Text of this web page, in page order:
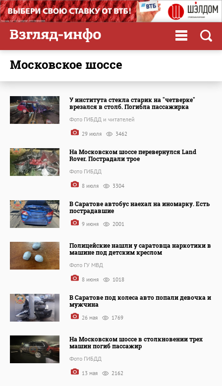
Московское шоссе
У института стекла старик на "четверке"
врезался в столб. Погибла пассажирка
Фото ГИБДД и читателей
29 июля 3462
На Московском шоссе перевернулся Land
Rover. Пострадали трое
Фото ГИБДД
8 июля 3304
В Саратове автобус наехал на иномарку. Есть
пострадавшие
9 июня 2001
Полицейские нашли у саратовца наркотики в
машине под детским креслом
Фото ГУ МВД
8 июня 1018
В Саратове под колеса авто попали девочка и
мужчина
26 мая 1769
На Московском шоссе в столкновении трех
машин погиб пассажир
Фото ГИБДД
13 мая 2162